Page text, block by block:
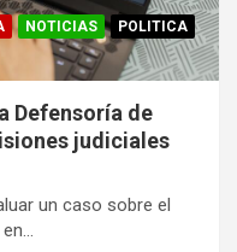
NOTICIAS
POLITICA
Defensoría de
judiciales
un caso sobre el